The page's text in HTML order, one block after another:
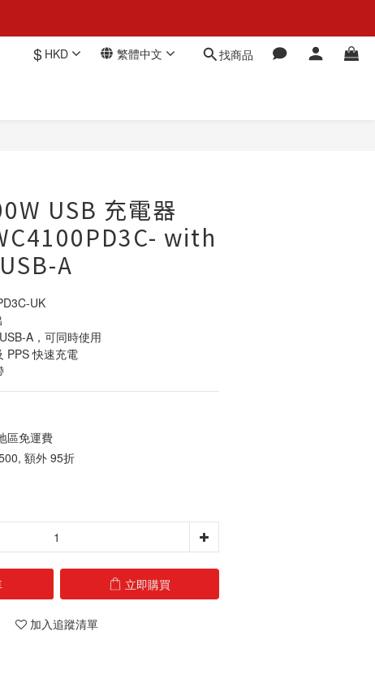
$ HKD 繁體中文 找商品
USB 充電器
with
A
UK
A，可同時使用
PPS 快速充電
區免運費
額外 95折
立即購買
加入追蹤清單